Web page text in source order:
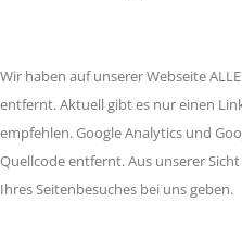
Wir haben auf unserer Webseite
entfernt. Aktuell gibt es nur einen
empfehlen. Google Analytics und
Quellcode entfernt. Aus unserer
Ihres Seitenbesuches bei uns geben.